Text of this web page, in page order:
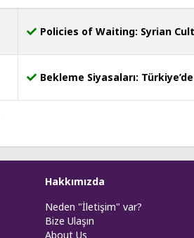
Policies of Waiting: Syrian
Bekleme Siyasaları:
Hakkımızda
Neden "İletişim" var?
Bize Ulaşın
About Us